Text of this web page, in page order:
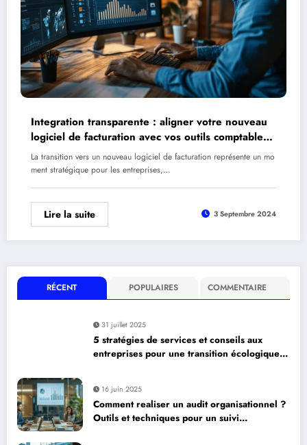
Integration transparente : aligner votre nouveau
logiciel de facturation avec vos outils comptables
existants
La transition vers un nouveau logiciel de facturation représente un mo
ment stratégique pour les entreprises,…
Lire la suite 3 Septembre 2024
RÉCENT POPULAIRES COMMENTAIRE
31 juillet 2025
5 stratégies de services et conseils aux
entreprises pour une transition écologique
16 juin 2025
Comment realiser un audit organisationnel ?
Outils et techniques pour un suivi